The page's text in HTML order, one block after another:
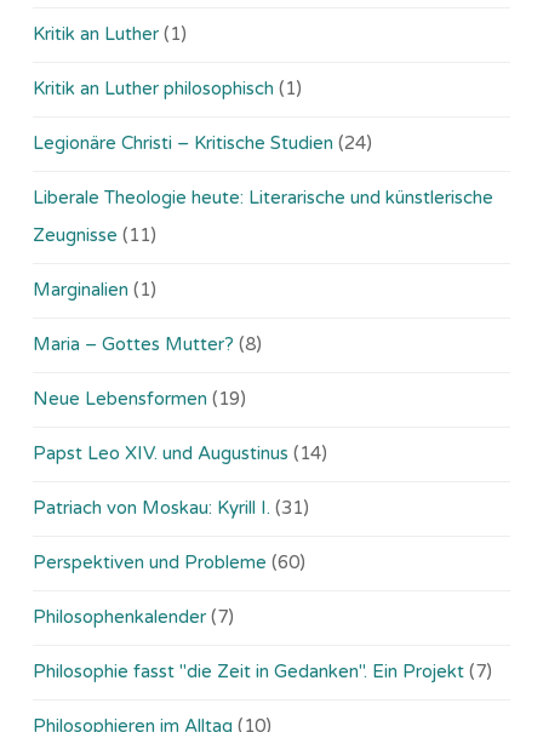
Kritik an Luther (1)
Kritik an Luther philosophisch (1)
Legionäre Christi – Kritische Studien (24)
Liberale Theologie heute: Literarische und künstlerische
Zeugnisse (11)
Marginalien (1)
Maria – Gottes Mutter? (8)
Neue Lebensformen (19)
Papst Leo XIV. und Augustinus (14)
Patriach von Moskau: Kyrill I. (31)
Perspektiven und Probleme (60)
Philosophenkalender (7)
Philosophie fasst "die Zeit in Gedanken". Ein Projekt (7)
Philosophieren im Alltag (10)